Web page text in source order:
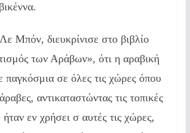
Μπόν, διευκρίνισε στο βιβλίο
των Αράβων», ότι η αραβική
παγκόσμια σε όλες τις χώρες όπου
αντικαταστώντας τις τοπικές
εν χρήσει σ αυτές τις χώρες,